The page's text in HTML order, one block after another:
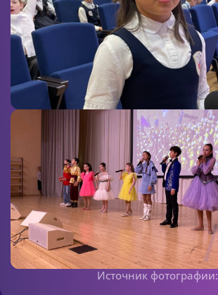
Источник фотографии: